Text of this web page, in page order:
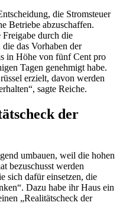
die Stromsteuer
Betriebe abzuschaffen.
durch die
das Vorhaben der
in Höhe von fünf Cent pro
Tagen genehmigt habe.
erzielt, davon werden
sagte Reiche.
der
umbauen, weil die hohen
bezuschusst werden
sich dafür einsetzen, die
Dazu habe ihr Haus ein
„Realitätscheck der